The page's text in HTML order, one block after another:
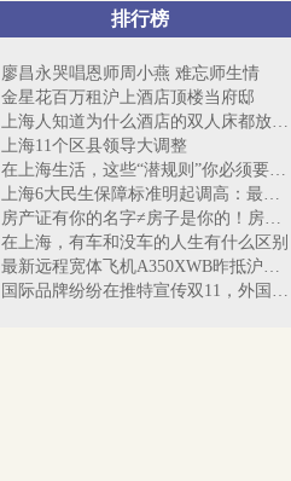
排行榜
廖昌永哭唱恩师周小燕 难忘师生情
金星花百万租沪上酒店顶楼当府邸
上海人知道为什么酒店的双人床都放4个枕...
上海11个区县领导大调整
在上海生活，这些“潜规则”你必须要懂！
上海6大民生保障标准明起调高：最低工资...
房产证有你的名字≠房子是你的！房产证即...
在上海，有车和没车的人生有什么区别
最新远程宽体飞机A350XWB昨抵沪：“侬好...
国际品牌纷纷在推特宣传双11，外国网友懵...